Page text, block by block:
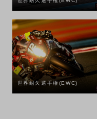
世界耐久選手権(EWC)